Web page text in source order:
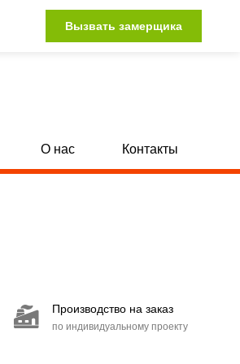
Вызвать замерщика
О нас Контакты
Производство на заказ
по индивидуальному проекту